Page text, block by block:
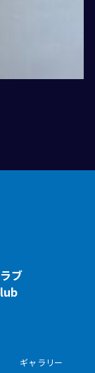
ブ
ギャラリー